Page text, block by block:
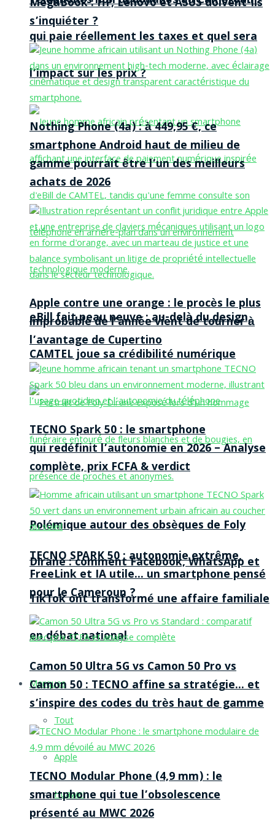
qui paie réellement les taxes et quel sera
l’impact sur les prix ?
eBill fait peau neuve : au-delà du design,
CAMTEL joue sa crédibilité numérique
Polémique autour des obsèques de Foly
Dirane : comment Facebook, WhatsApp et
TikTok ont transformé une affaire familiale
en débat national
Marques
Tout
Apple
Huawei
MegaBook : HP, Lenovo et ASUS doivent-ils
s’inquiéter ?
Nothing Phone (4a) : à 449,95 €, ce
smartphone Android haut de milieu de
gamme pourrait être l’un des meilleurs
achats de 2026
Apple contre une orange : le procès le plus
improbable de l’année vient de tourner à
l’avantage de Cupertino
TECNO Spark 50 : le smartphone
qui redéfinit l’autonomie en 2026 – Analyse
complète, prix FCFA & verdict
TECNO SPARK 50 : autonomie extrême,
FreeLink et IA utile… un smartphone pensé
pour le Cameroun ?
Camon 50 Ultra 5G vs Camon 50 Pro vs
Camon 50 : TECNO affine sa stratégie… et
s’inspire des codes du très haut de gamme
TECNO Modular Phone (4,9 mm) : le
smartphone qui tue l’obsolescence
présenté au MWC 2026